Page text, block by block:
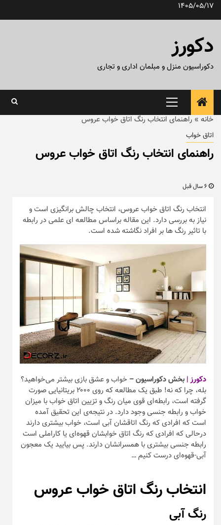
پرش1405/05/17
دکورز
دکوراسیون منزل و مبلمان اداری و تجاری
منوی
اصلی
خانه » راهنمای انتخاب رنگ اتاق خواب عروس
اتاق خواب
راهنمای انتخاب رنگ اتاق خواب عروس
انتخاب رنگ اتاق خواب عروس، انتخاب چالش برانگیزی است و
نیاز به بررسی دارد. این مقاله براساس مطالعه ای علمی در رابطه
با تاثیر رنگ ها بر افراد نگاشته شده است.
دکورز | بخش دکوراسیون – خواب و عشق بازی بیشتر می‌خواهید؟
بله، چرا که نه! طبق یک مطالعه که روی ۲۰۰۰ بریتانیایی صورت
گرفته است، رابطه‌ای قوی میان رنگ و تزیین اتاق خواب با میزان
خواب و رابطه جنسی وجود دارد. در نتیجه‌ی این تحقیق آمده
است که افرادی که رنگ اتاقشان آبی است، خواب بیشتری دارند
درحالی که افرادی که رنگ اتاق خوابشان قهوه‌ای یا کاراملی است
رابطه جنسی بیشتری با همسرانشان دارند. پس بیایید یک معجون
آبی-قهوه‌ای درست کنیم …
انتخاب رنگ اتاق خواب عروس
رنگ آبی